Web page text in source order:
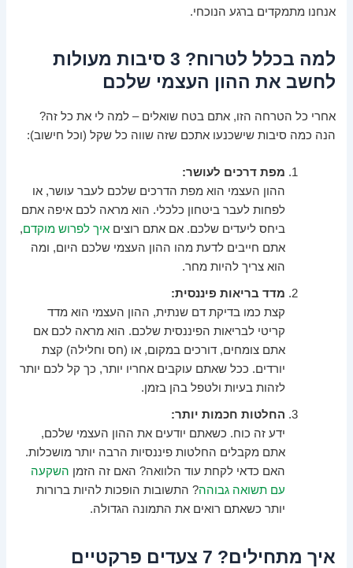
אנחנו מתמקדים ברגע הנוכחי.
למה בכלל לטרוח? 3 סיבות מעולות
לחשב את ההון העצמי שלכם
אחרי כל הטרחה הזו, אתם בטח שואלים – למה לי את כל זה?
הנה כמה סיבות שישכנעו אתכם שזה שווה כל שקל (וכל חישוב):
מפת דרכים לעושר:
ההון העצמי הוא מפת הדרכים שלכם לעבר עושר, או
לפחות לעבר ביטחון כלכלי. הוא מראה לכם איפה אתם
ביחס ליעדים שלכם. אם אתם רוציםאיך לפרוש מוקדם,
אתם חייבים לדעת מהו ההון העצמי שלכם היום, ומה
הוא צריך להיות מחר.
מדד בריאות פיננסית:
קצת כמו בדיקת דם שנתית, ההון העצמי הוא מדד
קריטי לבריאות הפיננסית שלכם. הוא מראה לכם אם
אתם צומחים, דורכים במקום, או (חס וחלילה) קצת
יורדים. ככל שאתם עוקבים אחריו יותר, כך קל לכם יותר
לזהות בעיות ולטפל בהן בזמן.
החלטות חכמות יותר:
ידע זה כוח. כשאתם יודעים את ההון העצמי שלכם,
אתם מקבלים החלטות פיננסיות הרבה יותר מושכלות.
האם כדאי לקחת עוד הלוואה? האם זה הזמן השקעה
עם תשואה גבוהה? התשובות הופכות להיות ברורות
יותר כשאתם רואים את התמונה הגדולה.
איך מתחילים? 7 צעדים פרקטיים